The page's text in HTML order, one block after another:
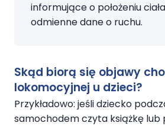
informujące o położeniu
odmienne dane o ruchu.
Skąd biorą się objawy
lokomocyjnej u dzieci?
Przykładowo: jeśli dziecko
samochodem czyta książkę